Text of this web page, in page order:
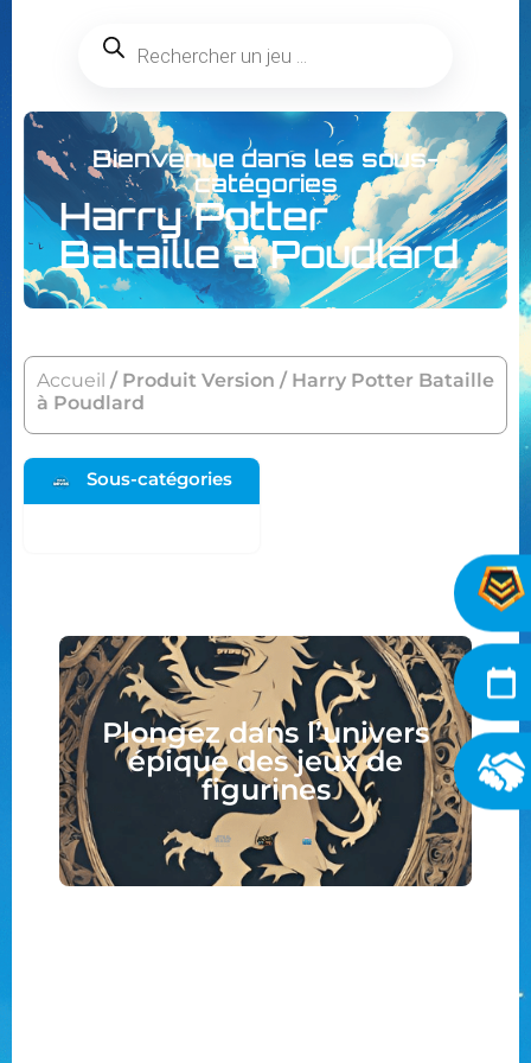
Bienvenue dans les sous-
catégories
Harry Potter
Bataille à Poudlard
Accueil / Produit Version / Harry Potter Bataille
à Poudlard
Sous-catégories
Plongez dans l’univers
épique des jeux de
figurines